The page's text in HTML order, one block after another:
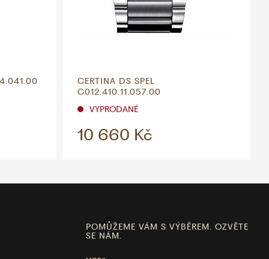
CERTINA DS SPEL
C012.410.11.057.00
VYPRODANÉ
10 660 Kč
POMŮŽEME VÁM S VÝBĚREM. OZVĚTE
SE NÁM.